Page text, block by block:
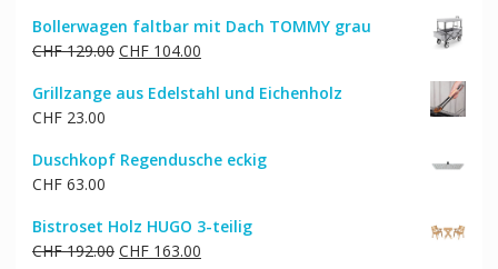
Bollerwagen faltbar mit Dach TOMMY grau
CHF129.00 Ursprünglicher
war:
CHF104.00Aktueller
ist:
Grillzange aus Edelstahl und Eichenholz
CHF23.00
Duschkopf Regendusche eckig
CHF63.00
Bistroset Holz HUGO 3-teilig
CHF192.00 Ursprünglicher
CHF163.00Aktueller